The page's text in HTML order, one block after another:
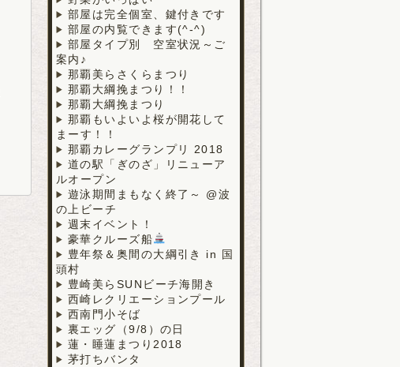
部屋は完全個室、鍵付きです
部屋の内覧できます(^-^)
部屋タイプ別 空室状況～ご
案内♪
那覇美らさくらまつり
那覇大綱挽まつり！！
那覇大綱挽まつり
那覇もいよいよ桜が開花して
まーす！！
那覇カレーグランプリ 2018
道の駅「ぎのざ」リニューア
ルオープン
遊泳期間まもなく終了～ @波
の上ビーチ
週末イベント！
豪華クルーズ船
豊年祭＆奥間の大綱引き in 国
頭村
豊崎美らSUNビーチ海開き
西崎レクリエーションプール
西南門小そば
裏エッグ（9/8）の日
蓮・睡蓮まつり2018
茅打ちバンタ